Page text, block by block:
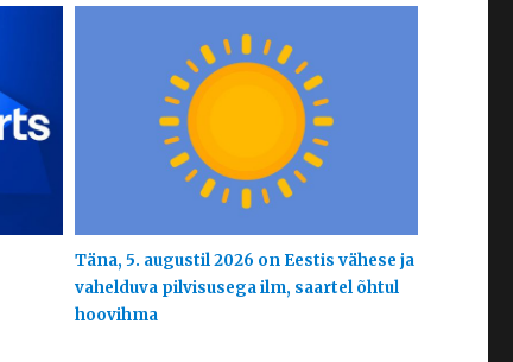
Täna, 5. augustil 2026 on Eestis vähese ja
vahelduva pilvisusega ilm, saartel õhtul
hoovihma